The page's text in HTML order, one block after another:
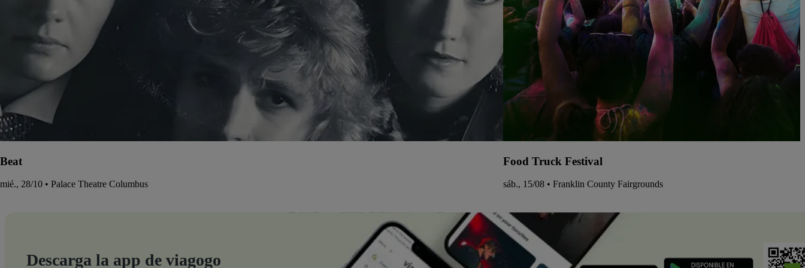
Beat
mié., 28/10 • Palace Theatre Columbus
Food Truck Festival
sáb., 15/08 • Franklin County Fairgrounds
Descarga la app de viagogo